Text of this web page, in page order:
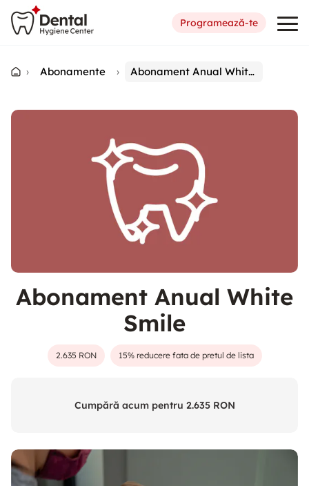
Programează-te
› Abonamente › Abonament Anual White Smile
Abonament Anual White
Smile
2.635 RON 15% reducere fata de pretul de lista
Cumpără acum pentru 2.635 RON